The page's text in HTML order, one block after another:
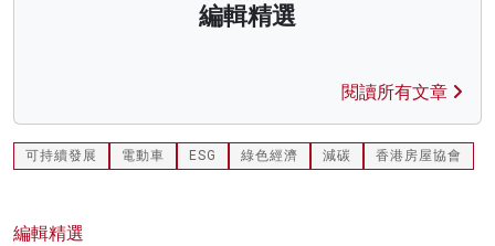
編輯精選
閱讀所有文章
可持續發展 電動車 ESG 綠色經濟 減碳 香港房屋協會
編輯精選